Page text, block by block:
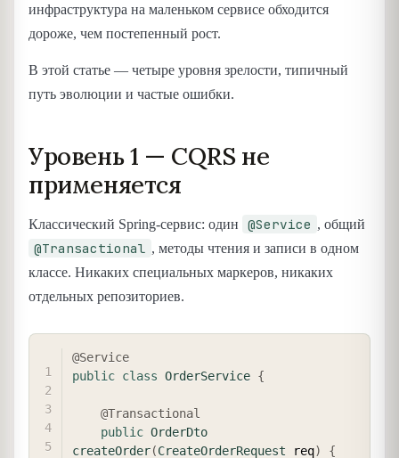
инфраструктура на маленьком сервисе обходится
дороже, чем постепенный рост.
В этой статье — четыре уровня зрелости, типичный
путь эволюции и частые ошибки.
Уровень 1 — CQRS не
применяется
Классический Spring-сервис: один @Service , общий
@Transactional , методы чтения и записи в одном
классе. Никаких специальных маркеров, никаких
отдельных репозиториев.
@Service
public class OrderService {
@Transactional
public OrderDto
createOrder(CreateOrderRequest req)
{